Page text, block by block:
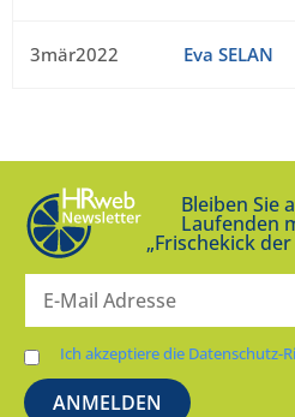
3mär2022 Eva SELAN
Bleiben Sie
Laufenden
„Frischekick der
Ich akzeptiere die Datenschutz-